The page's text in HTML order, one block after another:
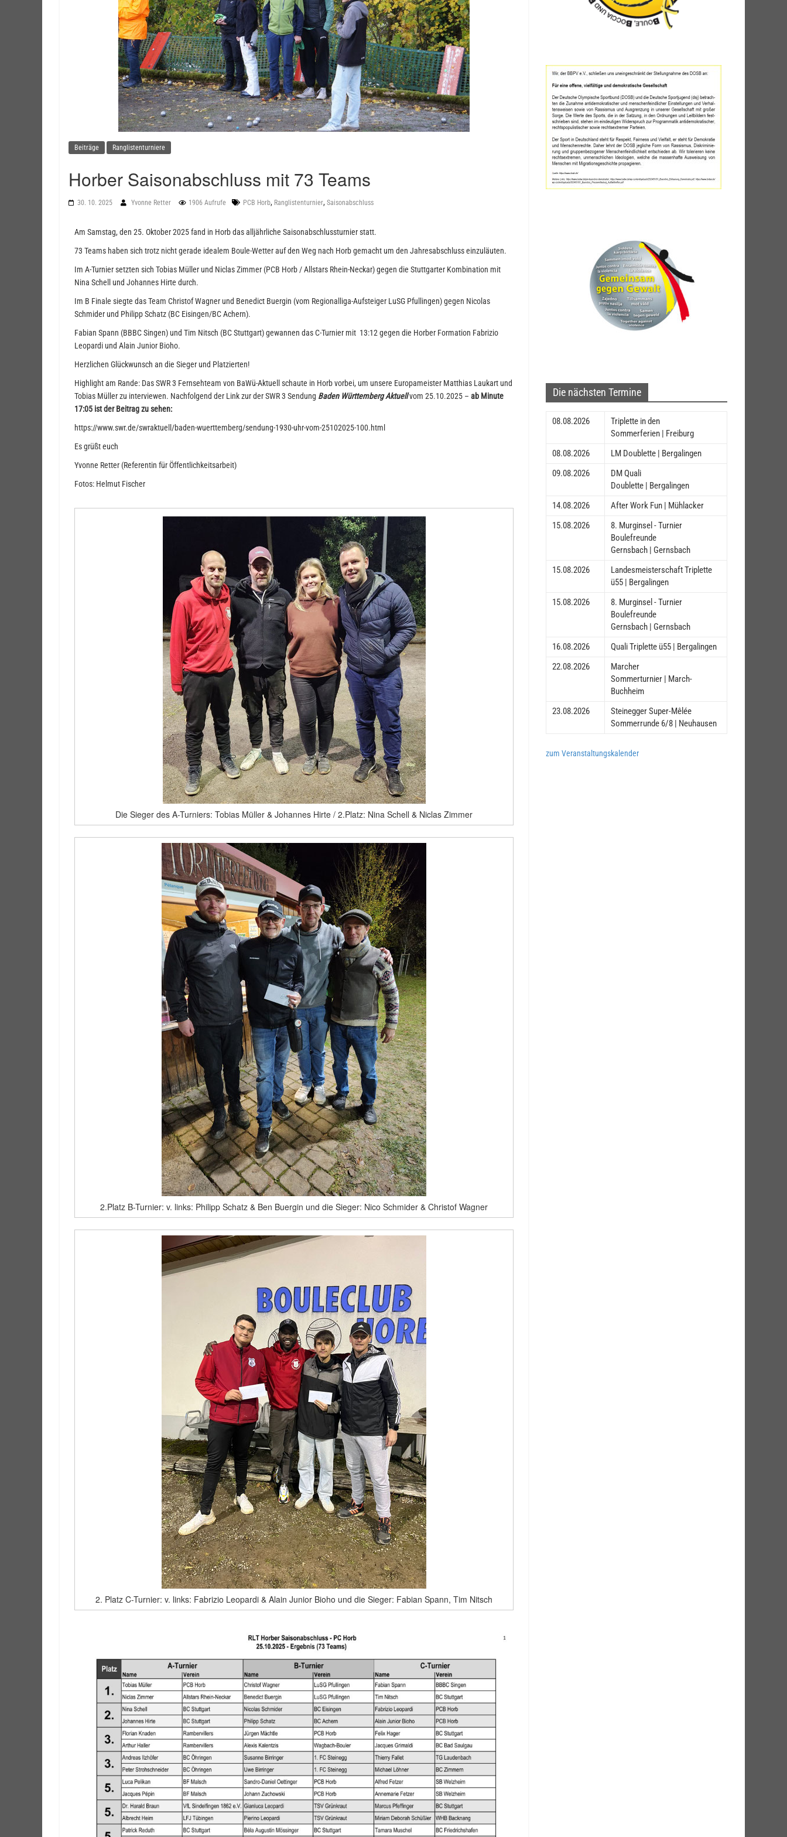
Beiträge Ranglistenturniere
Horber Saisonabschluss mit 73 Teams
30. 10. 2025 Yvonne Retter 1906 Aufrufe PCB Horb, Ranglistenturnier, Saisonabschluss
Am Samstag, den 25. Oktober 2025 fand in Horb das alljährliche Saisonabschlussturnier statt.
73 Teams haben sich trotz nicht gerade idealem Boule-Wetter auf den Weg nach Horb gemacht um den Jahresabschluss einzuläuten.
Im A-Turnier setzten sich Tobias Müller und Niclas Zimmer (PCB Horb / Allstars Rhein-Neckar) gegen die Stuttgarter Kombination mit
Nina Schell und Johannes Hirte durch.
Im B Finale siegte das Team Christof Wagner und Benedict Buergin (vom Regionalliga-Aufsteiger LuSG Pfullingen) gegen Nicolas
Schmider und Philipp Schatz (BC Eisingen/BC Achern).
Fabian Spann (BBBC Singen) und Tim Nitsch (BC Stuttgart) gewannen das C-Turnier mit 13:12 gegen die Horber Formation Fabrizio
Leopardi und Alain Junior Bioho.
Herzlichen Glückwunsch an die Sieger und Platzierten!
Highlight am Rande: Das SWR 3 Fernsehteam von BaWü-Aktuell schaute in Horb vorbei, um unsere Europameister Matthias Laukart und
Tobias Müller zu interviewen. Nachfolgend der Link zur der SWR 3 Sendung Baden Württemberg Aktuellvom 25.10.2025 – ab Minute
17:05 ist der Beitrag zu sehen:
https://www.swr.de/swraktuell/baden-wuerttemberg/sendung-1930-uhr-vom-25102025-100.html
Es grüßt euch
Yvonne Retter (Referentin für Öffentlichkeitsarbeit)
Fotos: Helmut Fischer
Die Sieger des A-Turniers: Tobias Müller & Johannes Hirte / 2.Platz: Nina Schell & Niclas Zimmer
2.Platz B-Turnier: v. links: Philipp Schatz & Ben Buergin und die Sieger: Nico Schmider & Christof Wagner
2. Platz C-Turnier: v. links: Fabrizio Leopardi & Alain Junior Bioho und die Sieger: Fabian Spann, Tim Nitsch
Die nächsten Termine
08.08.2026
Triplette in den
Sommerferien | Freiburg
08.08.2026
LM Doublette | Bergalingen
09.08.2026
DM Quali
Doublette | Bergalingen
14.08.2026
After Work Fun | Mühlacker
15.08.2026
8. Murginsel - Turnier
Boulefreunde
Gernsbach | Gernsbach
15.08.2026
Landesmeisterschaft Triplette
ü55 | Bergalingen
15.08.2026
8. Murginsel - Turnier
Boulefreunde
Gernsbach | Gernsbach
16.08.2026
Quali Triplette ü55 | Bergalingen
22.08.2026
Marcher
Sommerturnier | March-
Buchheim
23.08.2026
Steinegger Super-Mêlée
Sommerrunde 6/8 | Neuhausen
zum Veranstaltungskalender